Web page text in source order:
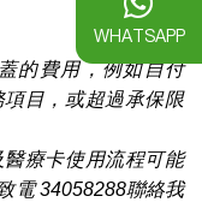
的費用，例如自付
目，或超過承保限
療卡使用流程可能
電 34058288聯絡我
WHATSAPP